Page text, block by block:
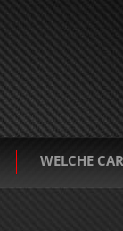
WELCHE